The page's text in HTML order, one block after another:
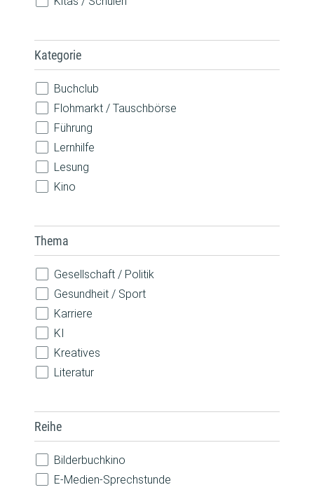
Kategorie
Buchclub
Flohmarkt / Tauschbörse
Führung
Lernhilfe
Lesung
Kino
Spiele
Theateraufführung
Thema
Gesellschaft / Politik
Gesundheit / Sport
Karriere
KI
Kreatives
Literatur
Musik
Nachhaltigkeit
Reihe
Bilderbuchkino
E-Medien-Sprechstunde